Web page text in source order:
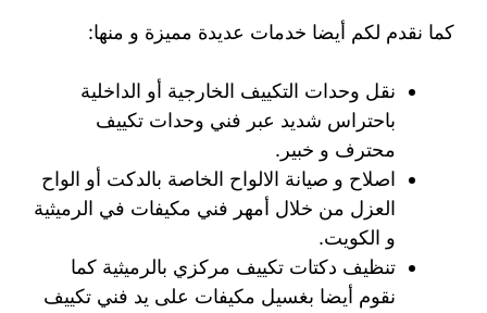
كما نقدم لكم أيضا خدمات عديدة مميزة و منها:
نقل وحدات التكييف الخارجية أو الداخلية
باحتراس شديد عبر فني وحدات تكييف
محترف و خبير.
اصلاح و صيانة الالواح الخاصة بالدكت أو الواح
العزل من خلال أمهر فني مكيفات في الرميثية
و الكويت.
تنظيف دكتات تكييف مركزي بالرميثية كما
نقوم أيضا بغسيل مكيفات على يد فني تكييف